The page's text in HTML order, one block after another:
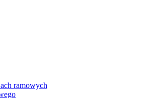
ramowych